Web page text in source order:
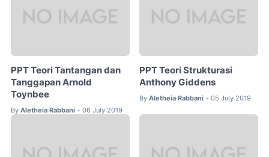
PPT Teori Tantangan dan
Tanggapan Arnold
Toynbee
By Aletheia Rabbani • 06 July 2019
PPT Teori Strukturasi
Anthony Giddens
By Aletheia Rabbani • 05 July 2019